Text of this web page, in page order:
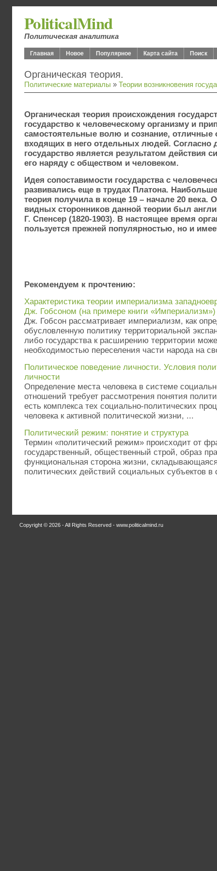
PoliticalMind
Политическая аналитика
Главная Новое Популярное Карта сайта Поиск
Органическая теория.
Политические материалы » Теории возникновения
Органическая теория происхождения
государство к человеческому организму и
самостоятельные волю и сознание, отличные
входящих в него отдельных людей. Согласно
государство является результатом действия
его наряду с обществом и человеком.
Идея сопоставимости государства с
развивались еще в трудах Платона.
теория получила в конце 19 – начале 20 века.
видных сторонников данной теории был
Г. Спенсер (1820-1903). В настоящее время
пользуется прежней популярностью, но и
Рекомендуем к прочтению:
Характеристика теории империализма
Дж. Гобсоном (на примере книги «Империализм»)
Дж. Гобсон рассматривает империализм, как
обусловленную политику территориальной
либо государства к расширению территории
необходимостью переселения части народа на
Политическое поведение личности. Условия
личности
Определение места человека в системе
отношений требует рассмотрения понятия
есть комплекса тех социально-политических
человека к активной политической жизни, ...
Политический режим: понятие и структура
Термин «политический режим» происходит от
государственный, общественный строй, образ
функциональная сторона жизни,
политических действий социальных субъектов в
Copyright © 2026 - All Rights Reserved - www.politicalmind.ru